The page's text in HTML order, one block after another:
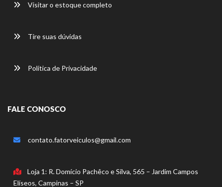
Visitar o estoque completo
Tire suas dúvidas
Política de Privacidade
FALE CONOSCO
contato.fatorveiculos@gmail.com
Loja 1: R. Domício Pachêco e Silva, 565 – Jardim Campos
Elíseos, Campinas – SP